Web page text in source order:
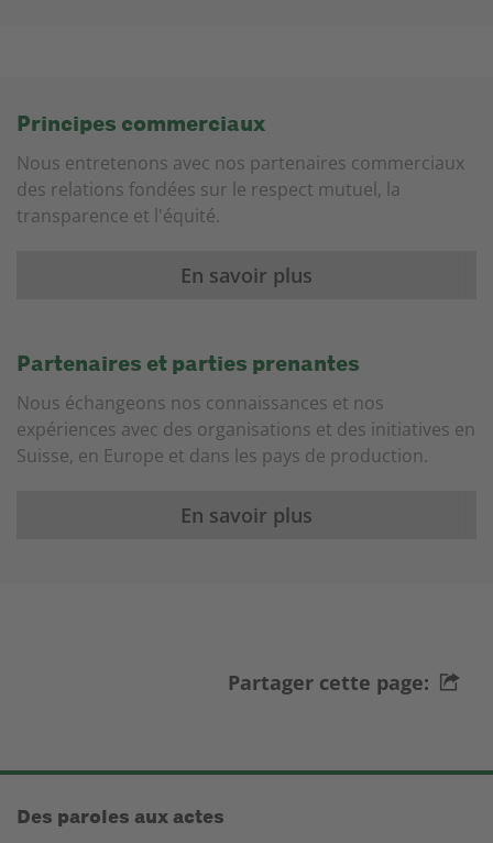
Principes commerciaux
Nous entretenons avec nos partenaires commerciaux
des relations fondées sur le respect mutuel, la
transparence et l'équité.
En savoir plus
Partenaires et parties prenantes
Nous échangeons nos connaissances et nos
expériences avec des organisations et des initiatives en
Suisse, en Europe et dans les pays de production.
En savoir plus
Partager cette page:
Des paroles aux actes